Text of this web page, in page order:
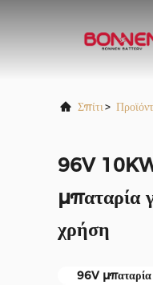
Σπίτι>
96V
μπαταρία
χρήση
96V μπαταρία